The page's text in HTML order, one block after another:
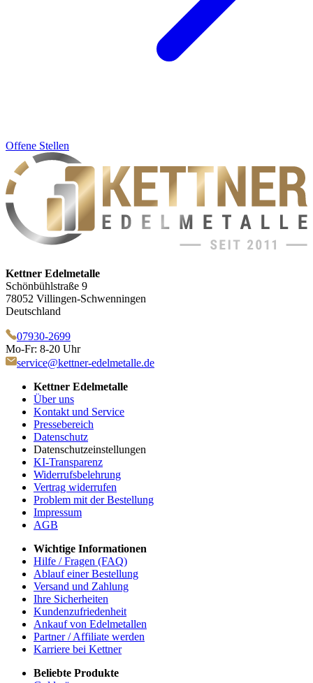
Offene Stellen
Kettner Edelmetalle
Schönbühlstraße 9
78052 Villingen-Schwenningen
Deutschland
07930-2699
Mo-Fr: 8-20 Uhr
service@kettner-edelmetalle.de
Kettner Edelmetalle
Über uns
Kontakt und Service
Pressebereich
Datenschutz
Datenschutzeinstellungen
KI-Transparenz
Widerrufsbelehrung
Vertrag widerrufen
Problem mit der Bestellung
Impressum
AGB
Wichtige Informationen
Hilfe / Fragen (FAQ)
Ablauf einer Bestellung
Versand und Zahlung
Ihre Sicherheiten
Kundenzufriedenheit
Ankauf von Edelmetallen
Partner / Affiliate werden
Karriere bei Kettner
Beliebte Produkte